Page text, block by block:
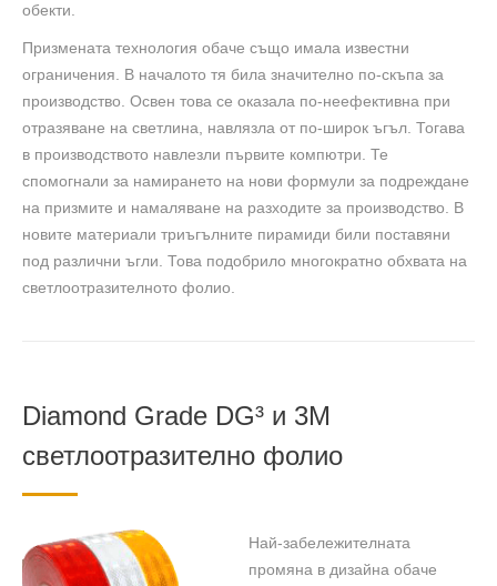
обекти.
Призмената технология обаче също имала известни
ограничения. В началото тя била значително по-скъпа за
производство. Освен това се оказала по-неефективна при
отразяване на светлина, навлязла от по-широк ъгъл. Тогава
в производството навлезли първите компютри. Те
спомогнали за намирането на нови формули за подреждане
на призмите и намаляване на разходите за производство. В
новите материали триъгълните пирамиди били поставяни
под различни ъгли. Това подобрило многократно обхвата на
светлоотразителното фолио.
Diamond Grade DG³ и 3М
светлоотразително фолио
Най-забележителната
промяна в дизайна обаче